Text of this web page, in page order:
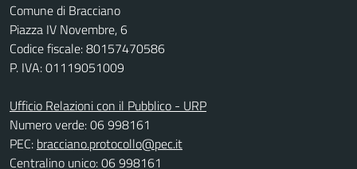
Comune di Bracciano
Piazza IV Novembre, 6
Codice fiscale: 80157470586
P. IVA: 01119051009
Ufficio Relazioni con il Pubblico - URP
Numero verde: 06 998161
PEC: bracciano.protocollo@pec.it
Centralino unico: 06 998161